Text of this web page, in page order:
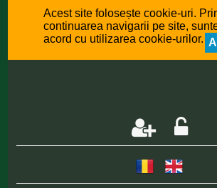
Acest site folosește cookie-uri.
continuarea navigarii pe site,
acord cu utilizarea cookie-urilor.